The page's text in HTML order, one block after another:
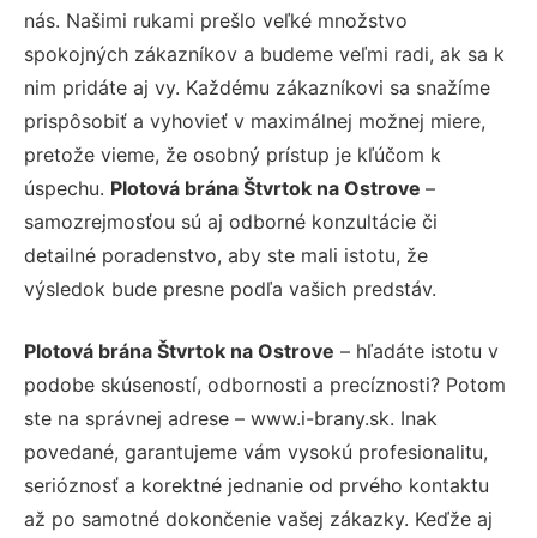
nás. Našimi rukami prešlo veľké množstvo
spokojných zákazníkov a budeme veľmi radi, ak sa k
nim pridáte aj vy. Každému zákazníkovi sa snažíme
prispôsobiť a vyhovieť v maximálnej možnej miere,
pretože vieme, že osobný prístup je kľúčom k
úspechu. Plotová brána Štvrtok na Ostrove –
samozrejmosťou sú aj odborné konzultácie či
detailné poradenstvo, aby ste mali istotu, že
výsledok bude presne podľa vašich predstáv.
Plotová brána Štvrtok na Ostrove – hľadáte istotu v
podobe skúseností, odbornosti a precíznosti? Potom
ste na správnej adrese – www.i-brany.sk. Inak
povedané, garantujeme vám vysokú profesionalitu,
serióznosť a korektné jednanie od prvého kontaktu
až po samotné dokončenie vašej zákazky. Keďže aj